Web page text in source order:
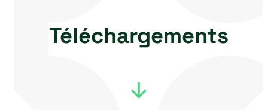
Téléchargements